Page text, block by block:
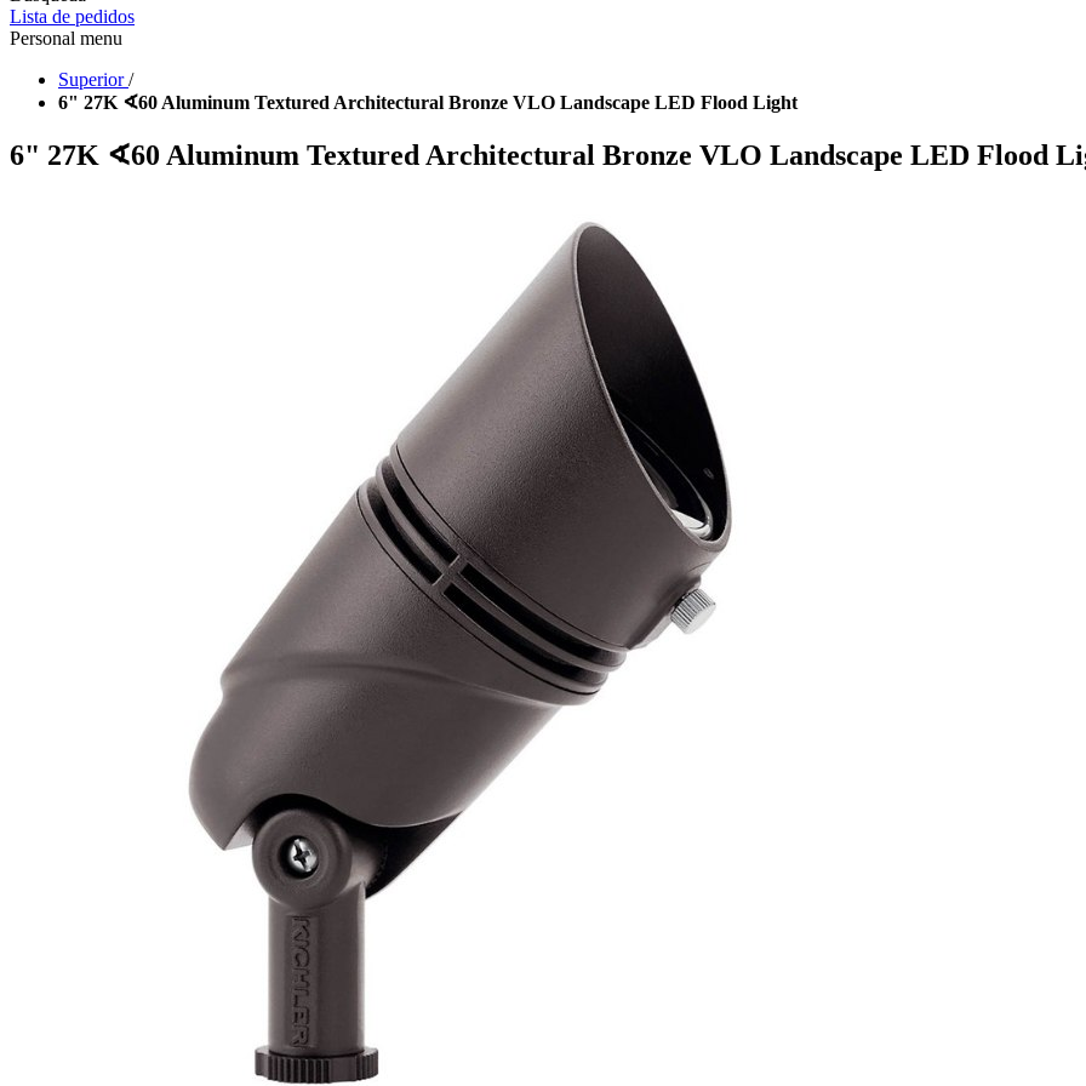
Lista de pedidos
Personal menu
Superior /
6" 27K ∢60 Aluminum Textured Architectural Bronze VLO Landscape LED Flood Light
6" 27K ∢60 Aluminum Textured Architectural Bronze VLO Landscape LED Flood